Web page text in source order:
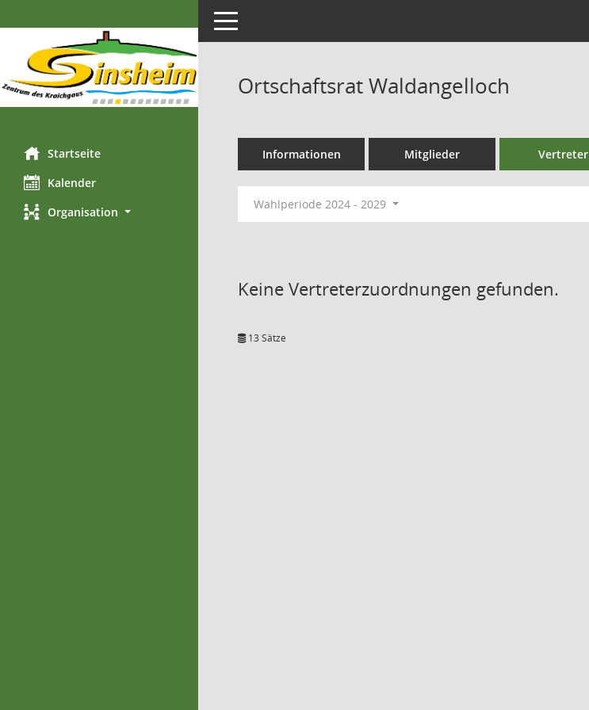
Startseite
Kalender
Organisation
Toggle navigation
Ortschaftsrat Waldangelloch
Informationen Mitglieder Vertreter
Wahlperiode 2024 - 2029
Keine Vertreterzuordnungen gefunden.
13 Sätze